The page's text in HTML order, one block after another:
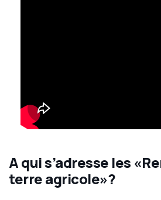
A qui s’adresse les
terre agricole»?